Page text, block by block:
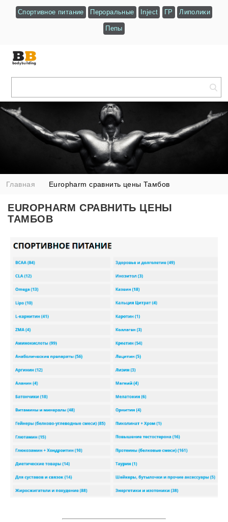
Спортивное питание Пероральные Inject ГР Липолики
Пепы
Главная Europharm сравнить цены Тамбов
EUROPHARM СРАВНИТЬ ЦЕНЫ
ТАМБОВ